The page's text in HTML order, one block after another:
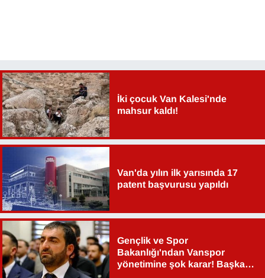
İki çocuk Van Kalesi'nde
mahsur kaldı!
Van'da yılın ilk yarısında 17
patent başvurusu yapıldı
Gençlik ve Spor
Bakanlığı'ndan Vanspor
yönetimine şok karar! Başkan